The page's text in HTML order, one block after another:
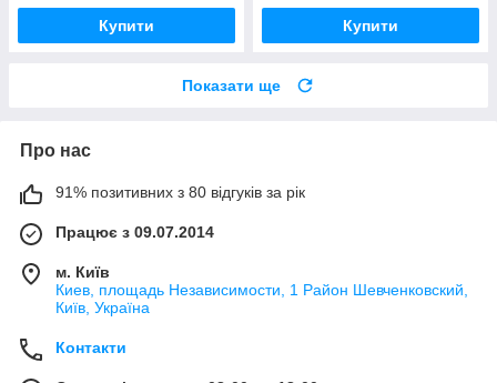
Купити Купити
Показати ще
Про нас
91% позитивних з 80 відгуків за рік
Працює з 09.07.2014
м. Київ
Киев, площадь Независимости, 1 Район Шевченковский,
Київ, Україна
Контакти